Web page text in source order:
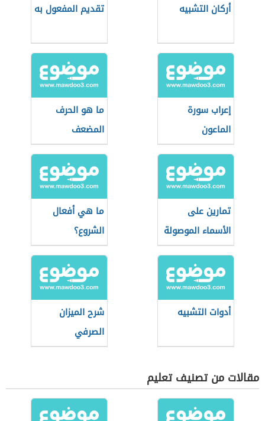
أركان التشبيه تقديم المفعول به
إعراب سورة
الماعون
ما هو الحرف
المضعف
تمارين على
الأسماء الموصولة
ما هي أفعال
الشروع؟
أدوات التشبيه
شرح الميزان
الصرفي
مقالات من تصنيف تعليم